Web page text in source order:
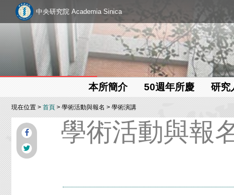
中央研究院 Academia Sinica
本所簡介 50週年所慶 研究
現在位置 >首頁> 學術活動與報名 > 學術演講
學術活動與報